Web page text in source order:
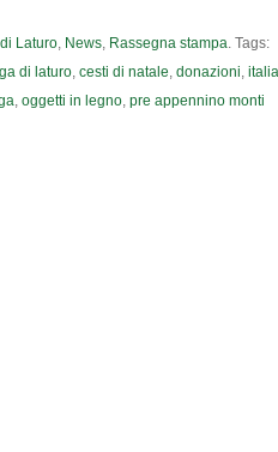
Laturo, News, Rassegna stampa. Tags:
di laturo, cesti di natale, donazioni,
, oggetti in legno, pre appennino monti